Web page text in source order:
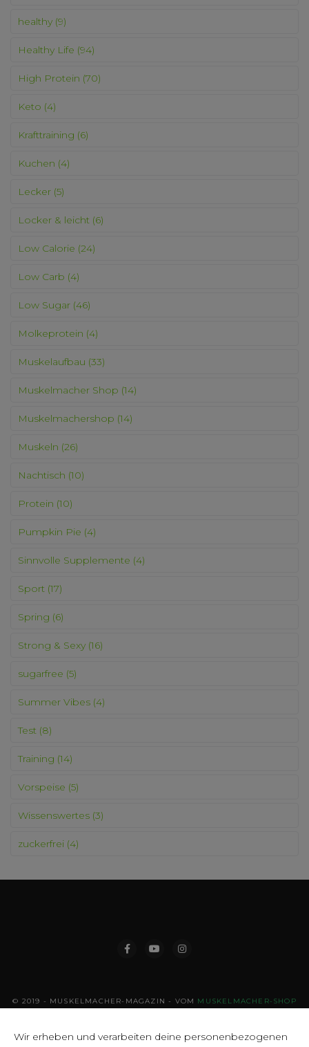
healthy (9)
Healthy Life (94)
High Protein (70)
Keto (4)
Krafttraining (6)
Kuchen (4)
Lecker (5)
Locker & leicht (6)
Low Calorie (24)
Low Carb (4)
Low Sugar (46)
Molkeprotein (4)
Muskelaufbau (33)
Muskelmacher Shop (14)
Muskelmachershop (14)
Muskeln (26)
Nachtisch (10)
Protein (10)
Pumpkin Pie (4)
Sinnvolle Supplemente (4)
Sport (17)
Spring (6)
Strong & Sexy (16)
sugarfree (5)
Summer Vibes (4)
Test (8)
Training (14)
Vorspeise (5)
Wissenswertes (3)
zuckerfrei (4)
© 2019 - MUSKELMACHER-MAGAZIN - VOM MUSKELMACHER-SHOP
Wir erheben und verarbeiten deine personenbezogenen